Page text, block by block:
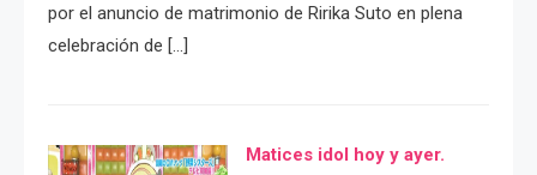
por el anuncio de matrimonio de Ririka Suto en plena
celebración de […]
Matices idol hoy y ayer.